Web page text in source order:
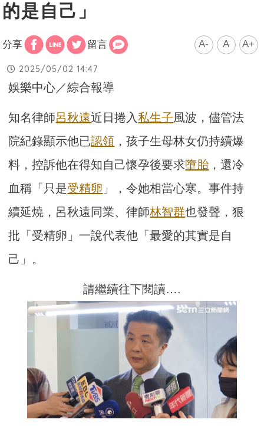
的是自己」
分享 留言 A- A A+
2025/05/02 14:47
娛樂中心／綜合報導
知名律師呂秋遠近日捲入私生子風波，儘管法
院紀錄顯示他已認領 ，孩子生母林女仍持續爆
料，控訴他在得知自己懷孕後要求墮胎 ，還冷
血稱「只是受精卵 」，令她相當心寒。事件持
續延燒，呂秋遠同業、律師林智群也發聲，狠
批「受精卵」一說代表他「最愛的其實是自
己」。
請繼續往下閱讀….